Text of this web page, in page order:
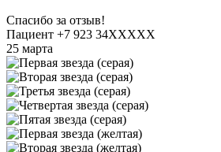
Спасибо за отзыв!
Пациент +7 923 34XXXXX
25 марта